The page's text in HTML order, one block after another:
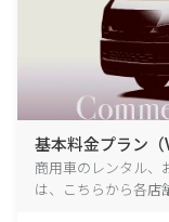
基本料金プラン（
商用車のレンタル、
は、こちらから各店